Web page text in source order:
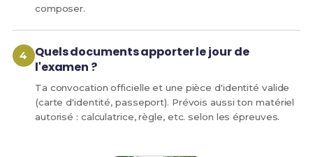
composer.
Quels documents apporter le jour de
l'examen ?
Ta convocation officielle et une pièce d'identité valide
(carte d'identité, passeport). Prévois aussi ton matériel
autorisé : calculatrice, règle, etc. selon les épreuves.